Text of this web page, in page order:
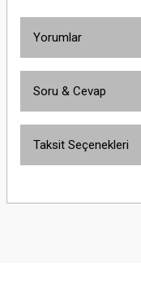
Yorumlar
Soru & Cevap
Taksit Seçenekleri